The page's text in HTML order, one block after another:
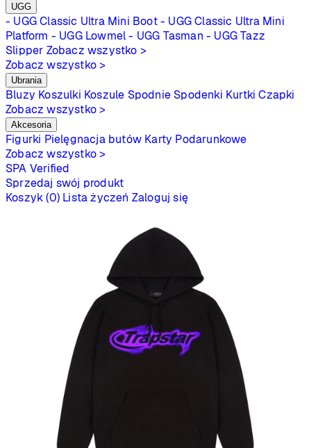
UGG
- UGG Classic Ultra Mini Boot - UGG Classic Ultra Mini
Platform - UGG Lowmel - UGG Tasman - UGG Tazz
Slipper Zobacz wszystko >
Zobacz wszystko >
Ubrania
Bluzy Koszulki Koszule Spodnie Spodenki Kurtki Czapki
Zobacz wszystko >
Akcesoria
Figurki Pielęgnacja butów Karty Podarunkowe
Zobacz wszystko >
SPA Verified
Sprzedaj swój produkt
Koszyk (0) Lista życzeń Zaloguj się